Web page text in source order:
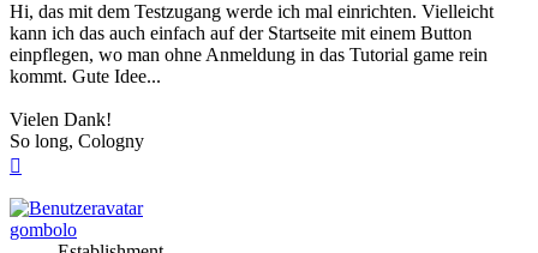
Hi, das mit dem Testzugang werde ich mal einrichten. Vielleicht
kann ich das auch einfach auf der Startseite mit einem Button
einpflegen, wo man ohne Anmeldung in das Tutorial game rein
kommt. Gute Idee...
Vielen Dank!
So long, Cologny
gombolo